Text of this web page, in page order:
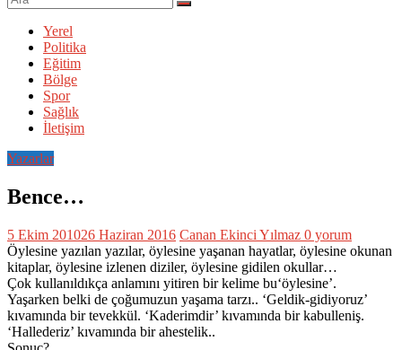
Yerel
Politika
Eğitim
Bölge
Spor
Sağlık
İletişim
Yazarlar
Bence…
5 Ekim 201026 Haziran 2016 Canan Ekinci Yılmaz 0 yorum
Öylesine yazılan yazılar, öylesine yaşanan hayatlar, öylesine okunan
kitaplar, öylesine izlenen diziler, öylesine gidilen okullar…
Çok kullanıldıkça anlamını yitiren bir kelime bu‘öylesine’.
Yaşarken belki de çoğumuzun yaşama tarzı.. ‘Geldik-gidiyoruz’
kıvamında bir tevekkül. ‘Kaderimdir’ kıvamında bir kabulleniş.
‘Hallederiz’ kıvamında bir ahestelik..